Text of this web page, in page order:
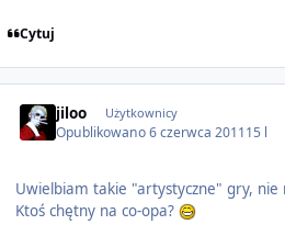
Cytuj
jiloo Użytkownicy
Opublikowano6 czerwca 201115 l
Uwielbiam takie "artystyczne" gry, nie
Ktoś chętny na co-opa?